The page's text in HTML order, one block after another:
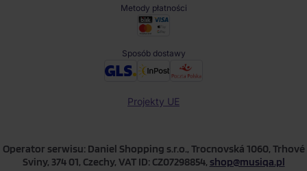
Metody płatności
Sposób dostawy
Projekty UE
Operator serwisu: Daniel Shopping s.r.o., Trocnovská 1060, Trhové
Sviny, 374 01, Czechy, VAT ID: CZ07298854, shop@musiqa.pl